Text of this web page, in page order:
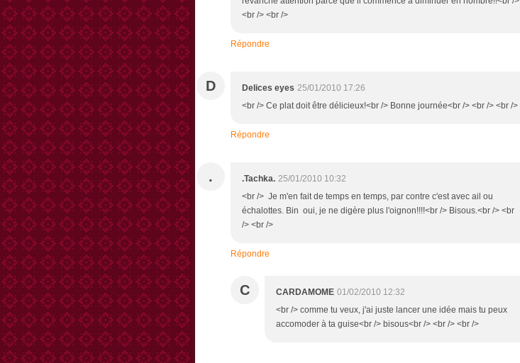
<br /> <br />
Répondre
D Delices eyes 25/01/2010 17:26
<br /> Ce plat doit être délicieux!<br /> Bonne journée<br /> <br /> <br />
Répondre
. .Tachka. 25/01/2010 10:32
<br /> Je m'en fait de temps en temps, par contre c'est avec ail ou
échalottes. Bin oui, je ne digère plus l'oignon!!!!<br /> Bisous.<br /> <br
/> <br />
Répondre
C CARDAMOME 01/02/2010 12:32
<br /> comme tu veux, j'ai juste lancer une idée mais tu peux
accomoder à ta guise<br /> bisous<br /> <br /> <br />